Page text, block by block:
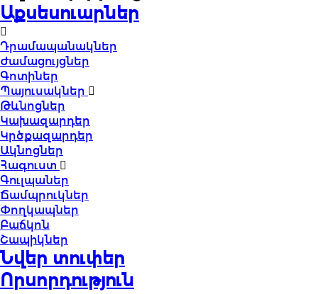
Աքսեսուարներ
Դրամապանակներ
Ժամացույցներ
Գոտիներ
Պայուսակներ
Թևնոցներ
Կախազարդեր
Կրծքազարդեր
Ակնոցներ
Հագուստ
Գուլպաներ
Ճամպրուկներ
Փողկապներ
Բաճկոն
Շապիկներ
Նվեր տուփեր
Որսորդություն